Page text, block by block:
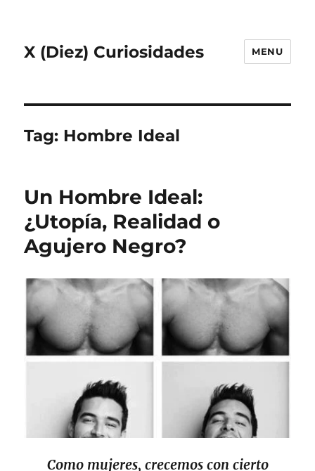
X (Diez) Curiosidades MENU
Tag: Hombre Ideal
Un Hombre Ideal:
¿Utopía, Realidad o
Agujero Negro?
Como mujeres, crecemos con cierto